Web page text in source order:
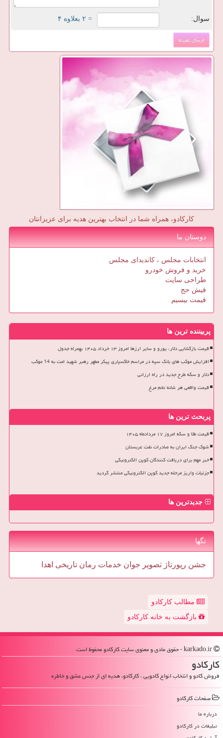
سوال: = ۲ بعلاوه ۴
کارکادو، همراه شما در انتخاب بهترین هدیه برای عزیزانتان
دوستان ما
انتخابات مجلس ، کاندیدای مجلس
خرید و فروش خودرو
طراحی سایت
فیش حج
قیمت بیسیم
پربیننده ترین ها
قیمت بازگشایی دلار، یورو و سایر ارزها امروز ۱۳ خرداد ۱۴۰۵ بهمراه جدول
افزایش موکب های بانک سپه در مراسم خاکسپاری پیکر مطهر رهبر شهید امت به 14 موکب
دلار و سکه طرح جدید در راه ارزانی
قیمت واقعی هر شانه تخم مرغ
پربحث ترین ها
قیمت طلا و سکه امروز ۱۷ مردادماه ۱۴۰۵
شوک جنگ ایران به صادرات نفت عربستان
خبر مهم برای دریافت کنندگان کوپن الکترونیکی
جزئیات واریز مرحله جدید کوپن الکترونیکی منتشر گردید
جدیدترین ها
تگها
جشن رپورتاژ تصویر جوان خدمات رمان تاریخی اهدا
مطالب کارکادو
بازگشت به خانه کارکادو
كاركادو
فروش کادو و انتخاب انواع کادویی ، کارکادو، هدیه ای از جنس عشق و خاطره
صفحات كاركادو
درباره ما
تبلیغات در كاركادو